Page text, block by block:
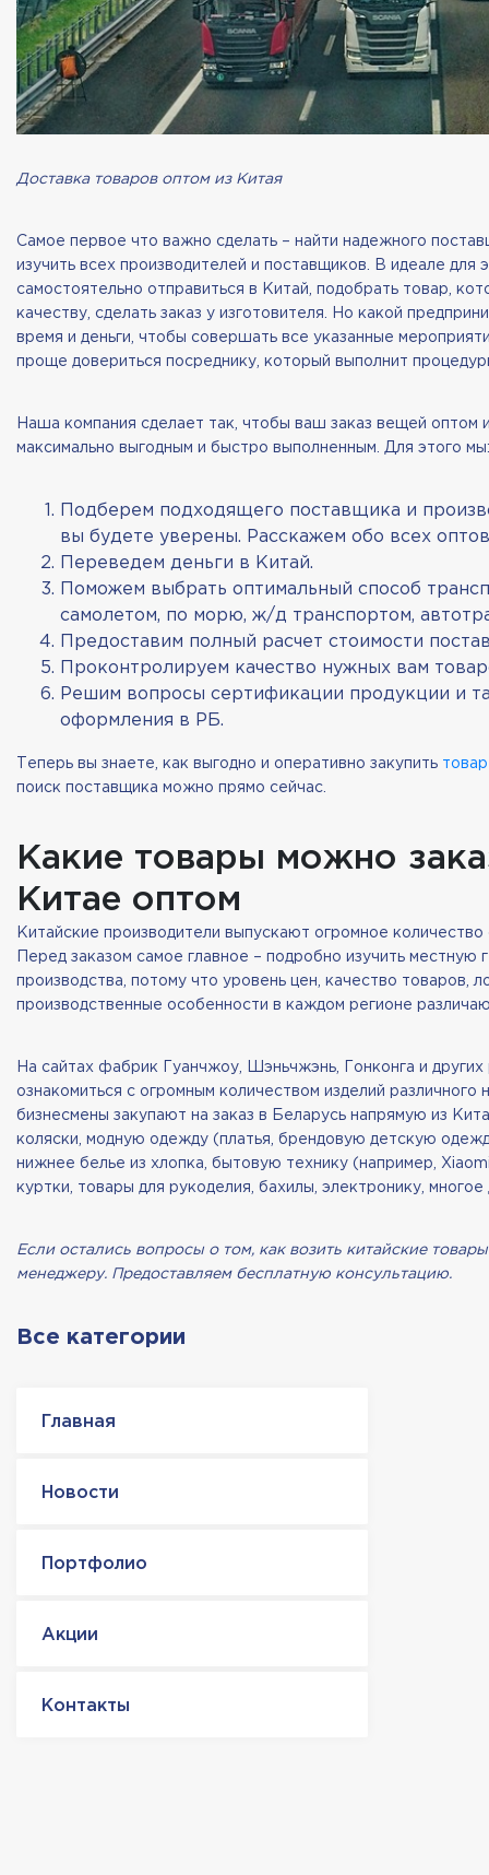
Доставка товаров оптом из Китая
Самое первое что важно сделать – найти надежного
изучить всех производителей и поставщиков. В идеале для
самостоятельно отправиться в Китай, подобрать товар,
качеству, сделать заказ у изготовителя. Но какой
время и деньги, чтобы совершать все указанные
проще довериться посреднику, который выполнит
Наша компания сделает так, чтобы ваш заказ вещей оптом
максимально выгодным и быстро выполненным. Для этого мы:
Подберем подходящего поставщика и
вы будете уверены. Расскажем обо всех
Переведем деньги в Китай.
Поможем выбрать оптимальный способ
самолетом, по морю, ж/д транспортом,
Предоставим полный расчет стоимости
Проконтролируем качество нужных вам
Решим вопросы сертификации продукции и
оформления в РБ.
Теперь вы знаете, как выгодно и оперативно закупить
поиск поставщика можно прямо сейчас.
Какие товары можно
Китае оптом
Китайские производители выпускают огромное количество
Перед заказом самое главное – подробно изучить местную
производства, потому что уровень цен, качество товаров,
производственные особенности в каждом регионе
На сайтах фабрик Гуанчжоу, Шэньчжэнь, Гонконга и
ознакомиться с огромным количеством изделий различного
бизнесмены закупают на заказ в Беларусь напрямую из
коляски, модную одежду (платья, брендовую детскую
нижнее белье из хлопка, бытовую технику (например,
куртки, товары для рукоделия, бахилы, электронику,
Если остались вопросы о том, как возить китайские
менеджеру. Предоставляем бесплатную консультацию.
Все категории
Главная
Новости
Портфолио
Акции
Контакты